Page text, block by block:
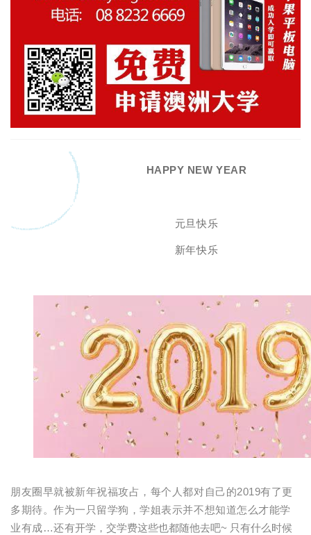
HAPPY NEW YEAR
元旦快乐
新年快乐
朋友圈早就被新年祝福攻占，每个人都对自己的2019有了更
多期待。作为一只留学狗，学姐表示并不想知道怎么才能学
业有成…还有开学，交学费这些也都随他去吧~ 只有什么时候